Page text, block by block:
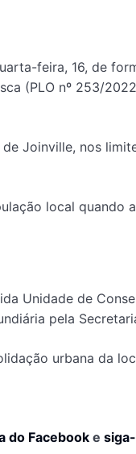
feira, 16, de
(PLO nº 253/
Joinville, nos
local quando
Unidade de
pela
urbana da
do Facebook e